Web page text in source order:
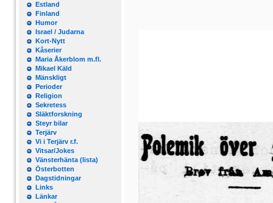
Estland
Finland
Humor
Israel / Judarna
Kort-Nytt
Kåserier
Maria Åkerblom m.fl.
Mikael Käld
Mänskligt
Perioder
Religion
Sekretess
Släktforskning
Steyr bilar
Terjärv
Vi i Terjärv r.f.
Vitsar/Jokes
Vänsterhänta (lista)
Österbotten
Dagstidningar
Links
Länkar